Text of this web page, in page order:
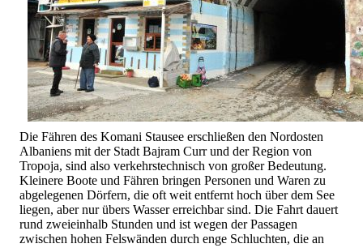
Die Fähren des Komani Stausee erschließen den Nordosten
Albaniens mit der Stadt Bajram Curr und der Region von
Tropoja, sind also verkehrstechnisch von großer Bedeutung.
Kleinere Boote und Fähren bringen Personen und Waren zu
abgelegenen Dörfern, die oft weit entfernt hoch über dem See
liegen, aber nur übers Wasser erreichbar sind. Die Fahrt dauert
rund zweieinhalb Stunden und ist wegen der Passagen
zwischen hohen Felswänden durch enge Schluchten, die an